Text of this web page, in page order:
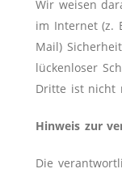
Wir weisen
im Internet (z.
Mail)
lückenloser
Dritte ist nicht
Hinweis zur
Die